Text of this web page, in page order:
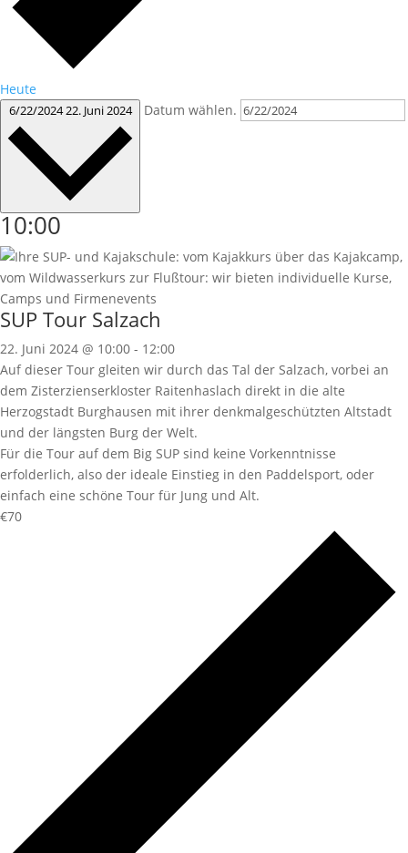
Heute
6/22/202422. Juni 2024 Datum wählen.
10:00
SUP Tour Salzach
22. Juni 2024 @ 10:00 - 12:00
Auf dieser Tour gleiten wir durch das Tal der Salzach, vorbei an
dem Zisterzienserkloster Raitenhaslach direkt in die alte
Herzogstadt Burghausen mit ihrer denkmalgeschützten Altstadt
und der längsten Burg der Welt.
Für die Tour auf dem Big SUP sind keine Vorkenntnisse
erfolderlich, also der ideale Einstieg in den Paddelsport, oder
einfach eine schöne Tour für Jung und Alt.
€70